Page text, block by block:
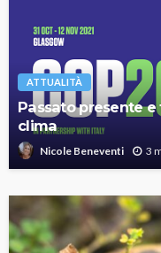
ATTUALITÀ
Passato presente
clima
Nicole Beneventi 3